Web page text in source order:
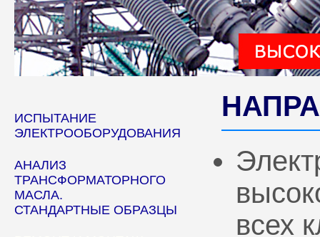
ИСПЫТАНИЕ
ЭЛЕКТРООБОРУДОВАНИЯ
АНАЛИЗ
ТРАНСФОРМАТОРНОГО
МАСЛА.
СТАНДАРТНЫЕ ОБРАЗЦЫ
всех